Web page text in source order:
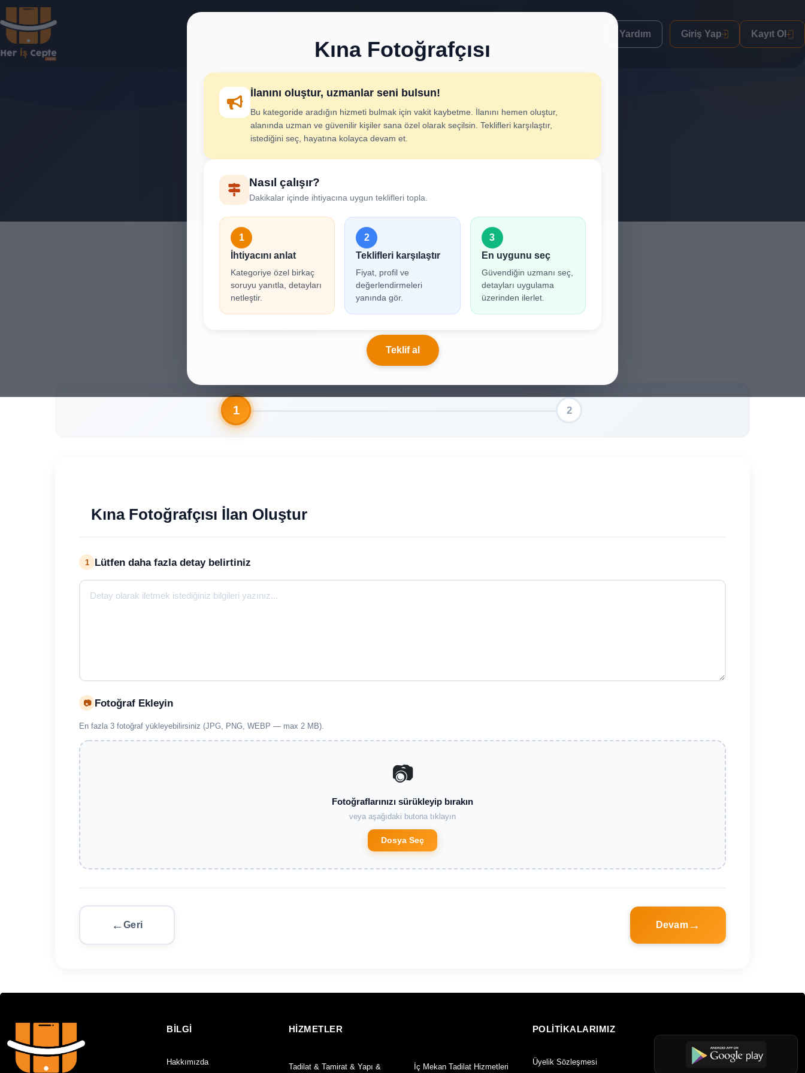
Yardım Giriş Yap Kayıt Ol
Kına Fotoğrafçısı
İlanını oluştur, uzmanlar seni bulsun!
Bu kategoride aradığın hizmeti bulmak için vakit kaybetme. İlanını hemen oluştur,
alanında uzman ve güvenilir kişiler sana özel olarak seçilsin. Teklifleri karşılaştır,
istediğini seç, hayatına kolayca devam et.
Nasıl çalışır?
Dakikalar içinde ihtiyacına uygun teklifleri topla.
1
İhtiyacını anlat
Kategoriye özel birkaç
soruyu yanıtla, detayları
netleştir.
2
Teklifleri karşılaştır
Fiyat, profil ve
değerlendirmeleri
yanında gör.
3
En uygunu seç
Güvendiğin uzmanı seç,
detayları uygulama
üzerinden ilerlet.
Teklif al
Kına Fotoğrafçısı İlan Oluştur
İhtiyacını adım adım belirt; uygun hizmet verenlerden hızlıca teklif al.
! İlan oluşturabilmek için giriş yapmanız gerekmektedir.
Hesabınız yoksa birkaç adımda kolayca kayıt olabilirsiniz.
Kına Fotoğrafçısı İlan Oluştur
1 Lütfen daha fazla detay belirtiniz
📷 Fotoğraf Ekleyin
En fazla 3 fotoğraf yükleyebilirsiniz (JPG, PNG, WEBP — max 2 MB).
📷
Fotoğraflarınızı sürükleyip bırakın
veya aşağıdaki butona tıklayın
Dosya Seç
Geri Devam
BİLGİ
Hakkımızda
HİZMETLER
Tadilat & Tamirat & Yapı & İç Mekan Tadilat Hizmetleri
POLİTİKALARIMIZ
Üyelik Sözleşmesi